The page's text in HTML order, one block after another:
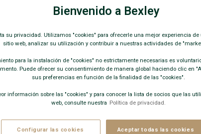
−
Bienvenido a Bexley
su privacidad. Utilizamos "cookies" para ofrecerle una mejor experiencia
sitio web, analizar su utilización y contribuir a nuestras actividades de
para la instalación de "cookies" no estrictamente necesarias es
Puede ofrecer su consentimiento de manera global haciendo clic en
sus preferencias en función de la finalidad de las "cookies".
información sobre las "cookies" y para conocer la lista de socios que las
web, consulte nuestra Política de privacidad.
Configurar las cookies Aceptar todas las cookies